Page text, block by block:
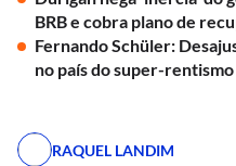
BRB e cobra plano de
Fernando Schüler:
no país do super-rentismo
RAQUEL LANDIM